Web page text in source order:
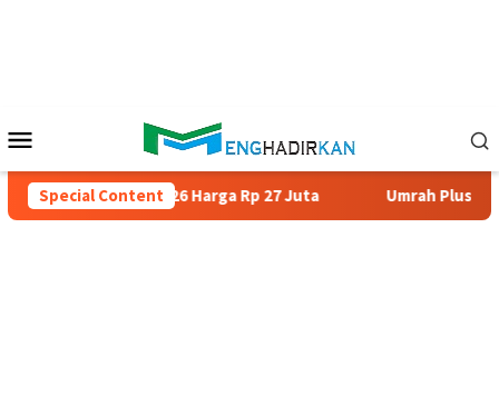
Menu
Special Content
2026 Harga Rp 27 Juta Umrah Plus Turki 12 Hari